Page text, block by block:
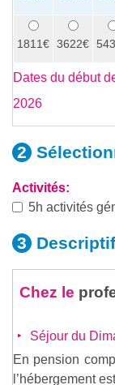
1811€ 3622€
Dates du début
2026
Activités:
5h activités
Chez le
Séjour du
En pension
l’hébergement